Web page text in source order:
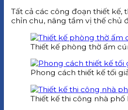
Tất cả các công đoạn thiết
chỉn chu, nâng tầm vị thế chủ
Thiết kế phòng thờ ấm
Phong cách thiết kế tối
Thiết kế thi công nhà phố